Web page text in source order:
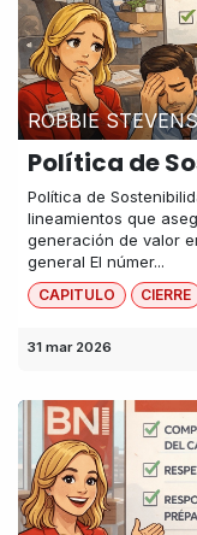
ROBBIE
Política de
Política de
lineamientos que
generación de valor
general El númer...
CAPITULO CIERRE
31 mar 2026